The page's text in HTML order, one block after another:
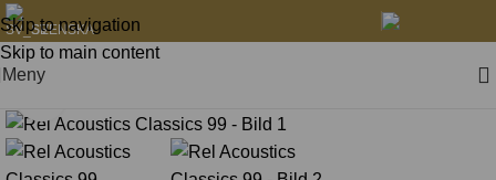
Skip to navigation
Skip to main content
SVENSKA
Meny